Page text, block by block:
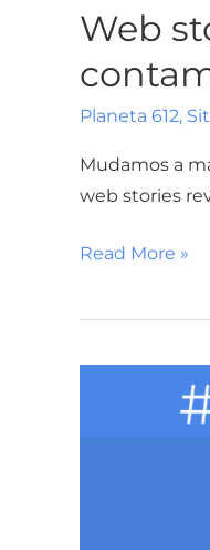
Web
Planeta 612,
Mudamos a
web stories
Read More »